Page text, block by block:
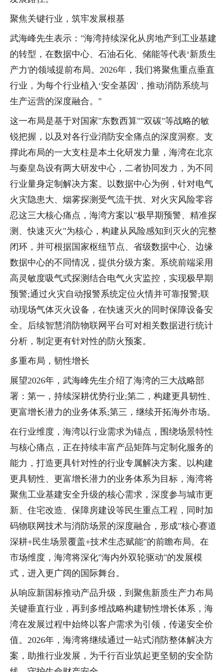
聚焦关键行业，筑牢发展根基
武海峰先生表示："海湾持续深化从房地产到工业基建
的转型，在数据中心、石油石化、储能等代表‘新质生
产力'的领域提前布局。2026年，我们将聚焦重点垂直
行业，为每个行业植入‘安全基因'，推动消防系统与
生产运营的深度融合。"
这一布局是基于对国家"东数西算""双碳"等战略的敏
锐把握，以及对各行业消防安全痛点的深度洞察。支
撑此布局的一大支柱是本土化研发力量，海湾在北京
与秦皇岛设有两大研发中心，二者协同发力，为不同
行业量身定制解决方案。以数据中心为例，针对电气
火灾隐患大、烟雾探测受气流干扰、对火灾风险零容
忍这三大核心痛点，海湾方案以"极早期预警、精准探
测、快速灭火"为核心，构建从风险感知到灭火的完整
闭环，并可根据国家枢纽节点、省级数据中心、边缘
数据中心的不同情况，提供分级方案。系统前端采用
高灵敏度吸气式探测结合电气火灾监控，实现极早期
预警;通过火灾自动报警系统定位火情并可靠报警;联
动现场气体灭火设备，在快速灭火的同时保障设备安
全。后续智慧消防物联网平台可对相关数据进行统计
分析，制定更有针对性的防火预案。
多重布局，韧性增长
展望2026年，武海峰先生介绍了海湾的三大战略部
署：第一，持续深耕优势行业;第二，构建更具韧性、
更富增长潜力的业务体系;第三，继续开拓海外市场。
在行业维度，海湾以行业需求为锚点，围绕场景特性
与核心痛点，正在持续丰富产品矩阵与定制化服务的
能力，打造更具针对性的行业专属解决方案。以构建
更具韧性、更富增长潜力的业务体系为目标，海湾将
聚焦工业基建安全升级的核心需求，深度参与城市更
新、住宅改造、保障房建设等民生重点工程，同时加
码物联网技术与消防场景的深度融合，形成"核心赛道
深耕+民生场景覆盖+技术生态赋能"的前瞻布局。在
市场维度，海湾将深化"海内外双轮驱动"的发展模
式，进入更广阔的国际舞台。
从响应新国标推动产品升级，到聚焦新质生产力布局
关键垂直行业，再到多维战略构建韧性增长体系，海
湾在发展过程中始终以客户需求为引领，传递安全价
值。2026年，海湾将继续通过一站式消防整体解决方
案，助推行业发展，为千行百业筑起更坚韧的安全防